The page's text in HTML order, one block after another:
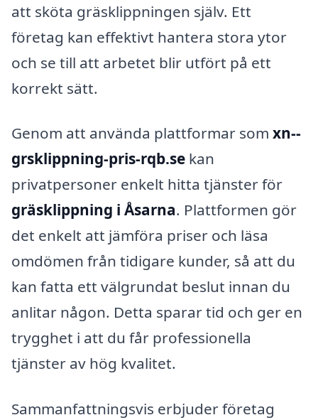
att sköta gräsklippningen själv. Ett
företag kan effektivt hantera stora ytor
och se till att arbetet blir utfört på ett
korrekt sätt.
Genom att använda plattformar som xn--
grsklippning-pris-rqb.se kan
privatpersoner enkelt hitta tjänster för
gräsklippning i Åsarna. Plattformen gör
det enkelt att jämföra priser och läsa
omdömen från tidigare kunder, så att du
kan fatta ett välgrundat beslut innan du
anlitar någon. Detta sparar tid och ger en
trygghet i att du får professionella
tjänster av hög kvalitet.
Sammanfattningsvis erbjuder företag